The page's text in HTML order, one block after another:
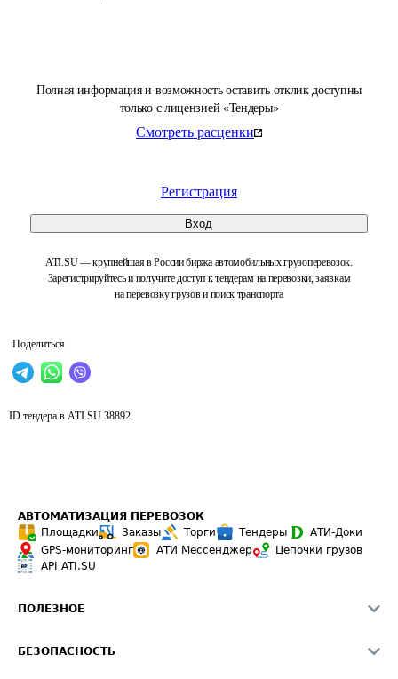
Полная информация и возможность оставить отклик доступны
только с лицензией «Тендеры»
Смотреть расценки
Регистрация
Вход
ATI.SU — крупнейшая в России биржа автомобильных грузоперевозок.
Зарегистрируйтесь и получите доступ к тендерам на перевозки, заявкам
на перевозку грузов и поиск транспорта
Поделиться
ID тендера в ATI.SU 38892
АВТОМАТИЗАЦИЯ ПЕРЕВОЗОК
Площадки
Заказы Торги Тендеры
АТИ-Доки
GPS-мониторинг
АТИ Мессенджер
Цепочки грузов
API ATI.SU
ПОЛЕЗНОЕ
БЕЗОПАСНОСТЬ